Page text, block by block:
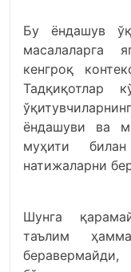
Бу ёндашув
масалаларга
кенгроқ
Тадқиқотлар
ёндашуви ва
муҳити
натижаларни
Шунга
таълим